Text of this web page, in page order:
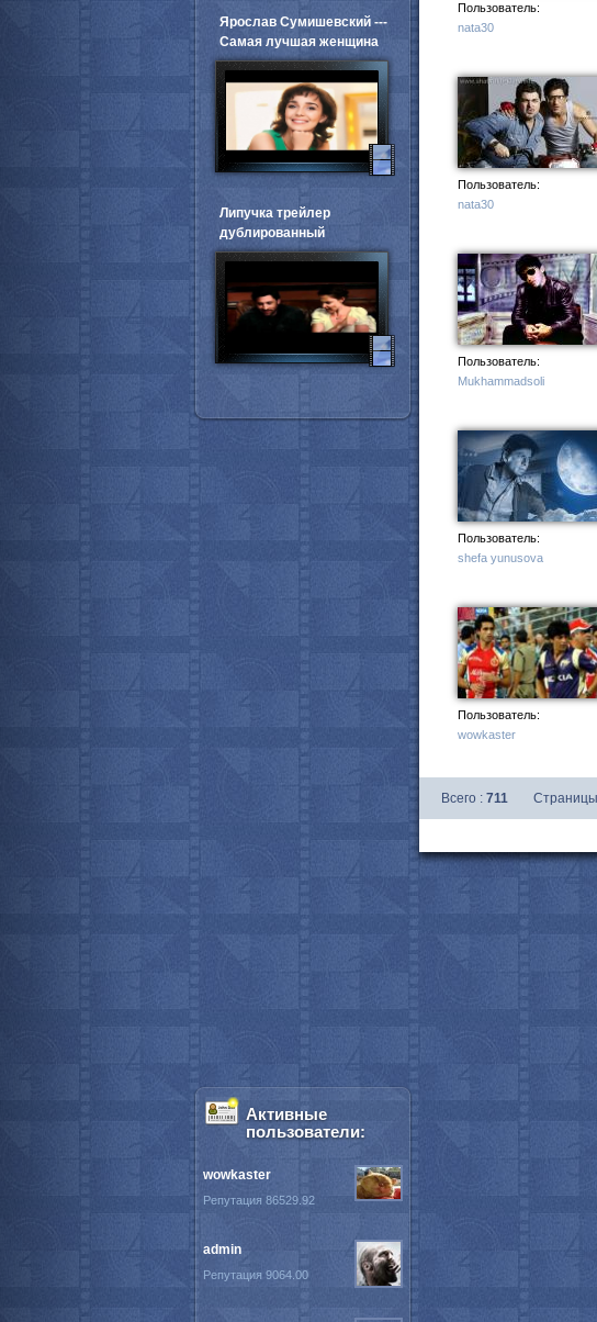
Пользователь:
nata30
Пользователь:
nata30
Пользователь:
Mukhammadsoli
Пользователь:
shefa yunusova
Пользователь:
wowkaster
Всего : 711
Ярослав Сумишевский ---
Самая лучшая женщина
Липучка трейлер
дублированный
Активные
пользователи:
wowkaster
Репутация 86529.92
admin
Репутация 9064.00